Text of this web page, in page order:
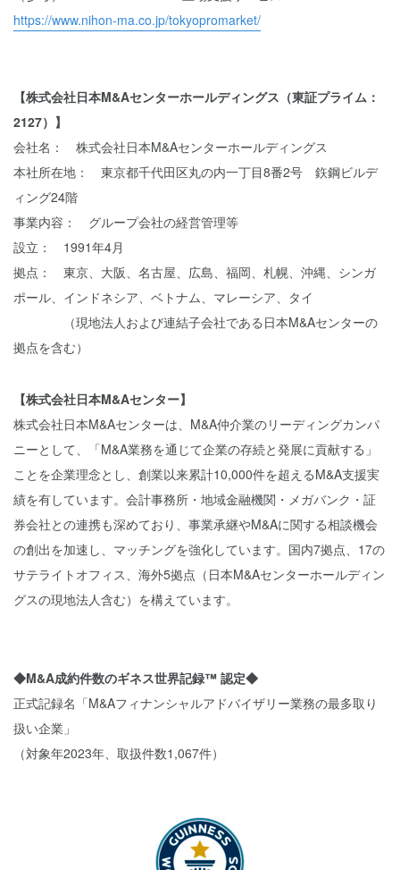
https://www.nihon-ma.co.jp/tokyopromarket/
【株式会社日本M&Aセンターホールディングス（東証プライム：
2127）】
会社名： 株式会社日本M&Aセンターホールディングス
本社所在地： 東京都千代田区丸の内一丁目8番2号 鉃鋼ビルデ
ィング24階
事業内容： グループ会社の経営管理等
設立： 1991年4月
拠点： 東京、大阪、名古屋、広島、福岡、札幌、沖縄、シンガ
ポール、インドネシア、ベトナム、マレーシア、タイ
（現地法人および連結子会社である日本M&Aセンターの
拠点を含む）
【株式会社日本M&Aセンター】
株式会社日本M&Aセンターは、M&A仲介業のリーディングカンパ
ニーとして、「M&A業務を通じて企業の存続と発展に貢献する」
ことを企業理念とし、創業以来累計10,000件を超えるM&A支援実
績を有しています。会計事務所・地域金融機関・メガバンク・証
券会社との連携も深めており、事業承継やM&Aに関する相談機会
の創出を加速し、マッチングを強化しています。国内7拠点、17の
サテライトオフィス、海外5拠点（日本M&Aセンターホールディン
グスの現地法人含む）を構えています。
◆M&A成約件数のギネス世界記録™ 認定◆
正式記録名「M&Aフィナンシャルアドバイザリー業務の最多取り
扱い企業」
（対象年2023年、取扱件数1,067件）